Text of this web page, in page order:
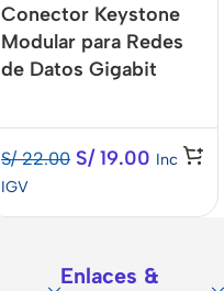
Conector Keystone
Modular para Redes
de Datos Gigabit
S/22.00 S/19.00 Inc
IGV
Enlaces &